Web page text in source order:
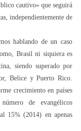
cautivo» que seguirá
independientemente de
hablando de un caso
Brasil ni siquiera es
siendo superado por
Belice y Puerto Rico.
crecimiento en países
de evangélicos
15% (2014) en apenas